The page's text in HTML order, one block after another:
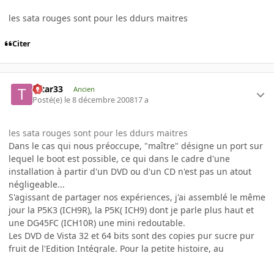
les sata rouges sont pour les ddurs maitres
Citer
tatar33 Ancien
Posté(e) le 8 décembre 200817 a
les sata rouges sont pour les ddurs maitres
Dans le cas qui nous préoccupe, "maître" désigne un port sur
lequel le boot est possible, ce qui dans le cadre d'une
installation à partir d'un DVD ou d'un CD n'est pas un atout
négligeable...
S'agissant de partager nos expériences, j'ai assemblé le même
jour la P5K3 (ICH9R), la P5K( ICH9) dont je parle plus haut et
une DG45FC (ICH10R) une mini redoutable.
Les DVD de Vista 32 et 64 bits sont des copies pur sucre pur
fruit de l'Edition Intégrale. Pour la petite histoire, au